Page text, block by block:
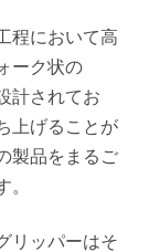
程において高
ーク状の
計されてお
上げることが
製品をまるご
。
リッパーはそ